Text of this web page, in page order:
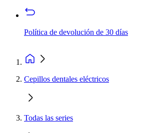
Política de devolución de 30 días
Cepillos dentales eléctricos
Todas las series